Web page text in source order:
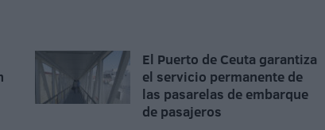
El Puerto de Ceuta garantiza
el servicio permanente de
las pasarelas de embarque
de pasajeros